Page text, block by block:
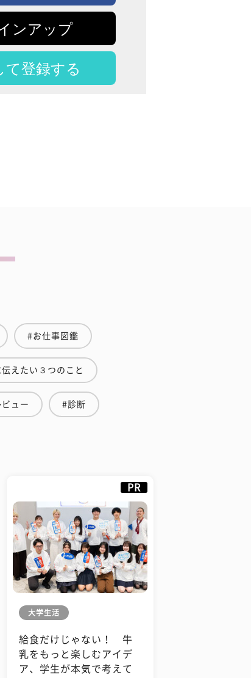
ンアップ
登録する
#お仕事図鑑
えたい３つのこと
ュー #診断
PR
大学生活
給食だけじゃない！ 牛
乳をもっと楽しむアイデ
ア、学生が本気で考えて